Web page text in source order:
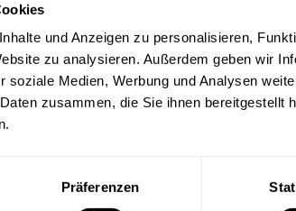
und Anzeigen zu personalisieren,
zu analysieren. Außerdem geben wir
soziale Medien, Werbung und Analysen
zusammen, die Sie ihnen bereitgestellt
Präferenzen